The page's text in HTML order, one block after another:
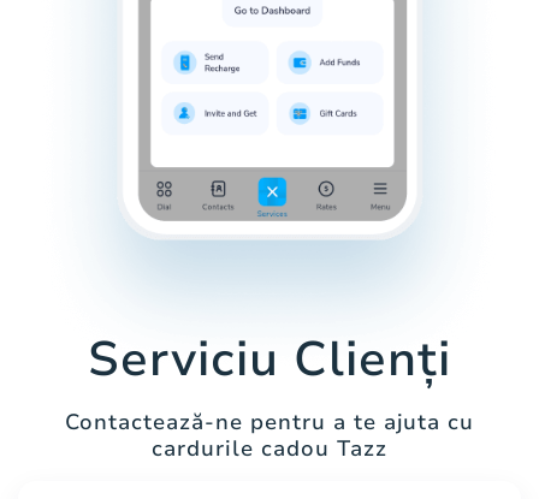
Serviciu Clienți
Contactează-ne pentru a te ajuta cu
cardurile cadou Tazz